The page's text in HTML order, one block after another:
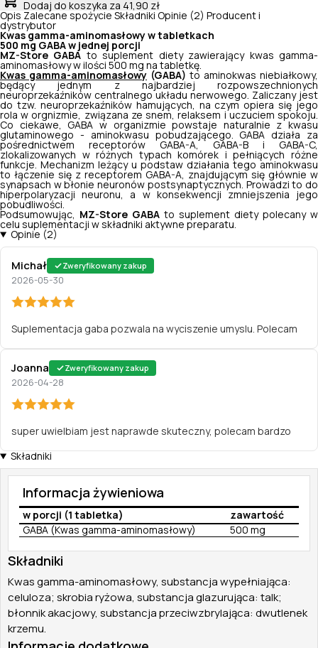
Dodaj do koszyka za 41,90 zł
Opis Zalecane spożycie Składniki Opinie (2) Producent i
dystrybutor
Kwas gamma-aminomasłowy w tabletkach
500 mg GABA w jednej porcji
MZ-Store GABA to suplement diety zawierający kwas gamma-
aminomasłowy w ilości 500 mg na tabletkę.
Kwas gamma-aminomasłowy (GABA) to aminokwas niebiałkowy,
będący jednym z najbardziej rozpowszechnionych
neuroprzekaźników centralnego układu nerwowego. Zaliczany jest
do tzw. neuroprzekaźników hamujących, na czym opiera się jego
rola w orgnizmie, związana ze snem, relaksem i uczuciem spokoju.
Co ciekawe, GABA w organizmie powstaje naturalnie z kwasu
glutaminowego - aminokwasu pobudzającego. GABA działa za
pośrednictwem receptorów GABA-A, GABA-B i GABA-C,
zlokalizowanych w różnych typach komórek i pełniących różne
funkcje.
Mechanizm leżący u podstaw działania tego aminokwasu
to łączenie się z receptorem GABA-A, znajdującym się głównie w
synapsach w błonie neuronów postsynaptycznych. Prowadzi to do
hiperpolaryzacji neuronu, a w konsekwencji zmniejszenia jego
pobudliwości.
Podsumowując,
MZ-Store GABA to suplement diety polecany w
celu suplementacji w składniki aktywne preparatu.
Opinie (2)
Michał Zweryfikowany zakup
2026-05-30
Suplementacja gaba pozwala na wyciszenie umyslu. Polecam
Joanna Zweryfikowany zakup
2026-04-28
super uwielbiam jest naprawde skuteczny, polecam bardzo
Składniki
Informacja żywieniowa
w porcji (1 tabletka)
zawartość
GABA (Kwas gamma-aminomasłowy)
500 mg
Składniki
Kwas gamma-aminomasłowy, substancja wypełniająca:
celuloza; skrobia ryżowa, substancja glazurująca: talk;
błonnik akacjowy, substancja przeciwzbrylająca: dwutlenek
krzemu.